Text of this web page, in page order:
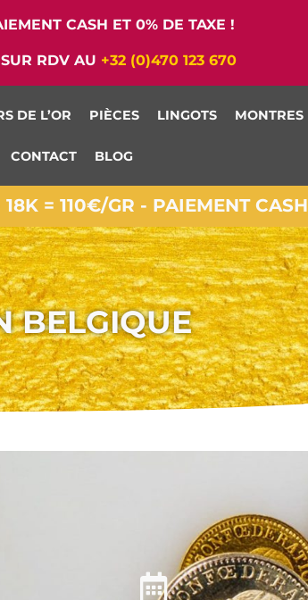
CASH ET 0% DE TAXE !
RDV AU +32 (0)470 123 670
DE L’OR PIÈCES LINGOTS MONTRES
CONTACT BLOG
= 110€/GR - PAIEMENT CASH
BELGIQUE